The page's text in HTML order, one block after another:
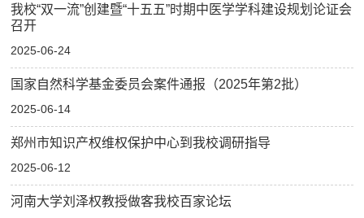
我校“双一流”创建暨“十五五”时期中医学学科建设规划论证会
召开
2025-06-24
国家自然科学基金委员会案件通报（2025年第2批）
2025-06-14
郑州市知识产权维权保护中心到我校调研指导
2025-06-12
河南大学刘泽权教授做客我校百家论坛